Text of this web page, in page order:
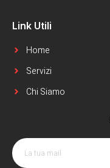
Link Utili
Home
Servizi
Chi Siamo